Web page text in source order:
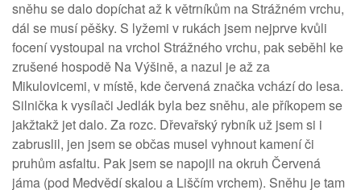
sněhu se dalo dopíchat až k větrníkům na Strážném vrchu,
dál se musí pěšky. S lyžemi v rukách jsem nejprve kvůli
focení vystoupal na vrchol Strážného vrchu, pak seběhl ke
zrušené hospodě Na Výšině, a nazul je až za
Mikulovicemi, v místě, kde červená značka vchází do lesa.
Silnička k vysílači Jedlák byla bez sněhu, ale příkopem se
jakžtakž jet dalo. Za rozc. Dřevařský rybník už jsem si i
zabruslil, jen jsem se občas musel vyhnout kamení či
pruhům asfaltu. Pak jsem se napojil na okruh Červená
jáma (pod Medvědí skalou a Liščím vrchem). Sněhu je tam